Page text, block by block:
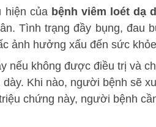
hiện của bệnh viêm loét dạ
Tình trạng đầy bụng, đau
ảnh hưởng xấu đến sức
nếu không được điều trị và
Khi nào, người bệnh sẽ
chứng này, người bệnh